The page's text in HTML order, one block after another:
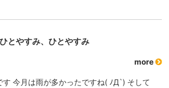
とやすみ、ひとやすみ
more
今月は雨が多かったですね( ﾉД`) そして